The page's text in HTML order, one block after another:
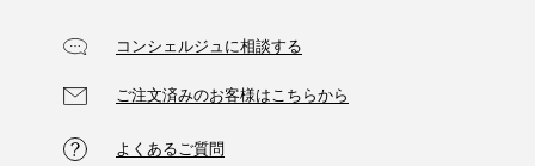
コンシェルジュに相談する
ご注文済みのお客様はこちらから
よくあるご質問